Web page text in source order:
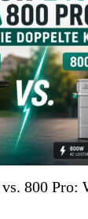
800 Pro: